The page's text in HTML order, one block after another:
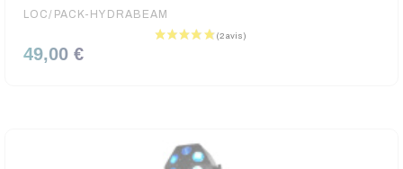
LOC/PACK-HYDRABEAM
49,00 €